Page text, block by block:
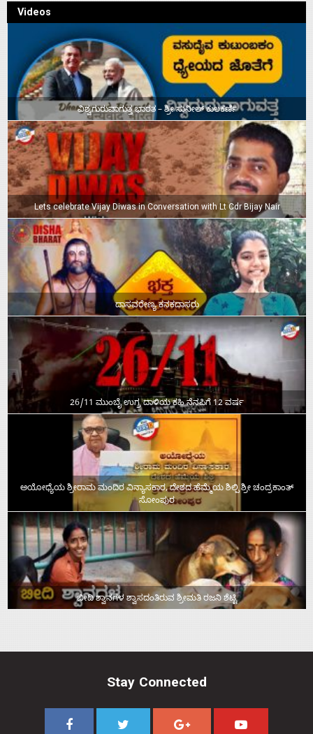
Videos
ವಿಶ್ವಗುರುವಾಗುತ್ತ ಭಾರತ – ಶ್ರೀ ಸುನೀಲ್‌ ಕುಲಕರ್ಣಿ
Lets celebrate Vijay Diwas in Conversation with Lt Cdr Bijay Nair
ದಾಸವರೇಣ್ಯ ಕನಕದಾಸರು
26/11 ಮುಂಬೈ ಉಗ್ರ ದಾಳಿಯ ಕಹಿ ನೆನಪಿಗೆ 12 ವರ್ಷ
ಅಯೋಧ್ಯೆಯ ಶ್ರೀರಾಮ ಮಂದಿರ ವಿನ್ಯಾಸಕಾರ, ದೇಶದ ಹೆಮ್ಮೆಯ ಶಿಲ್ಪಿ ಶ್ರೀ ಚಂದ್ರಕಾಂತ್‌
ಸೋಂಪುರ
ಬೀದಿ ಶ್ವಾನಗಳ ಶ್ವಾಸದಂತಿರುವ ಶ್ರೀಮತಿ ರಜನಿ ಶೆಟ್ಟಿ
Stay Connected